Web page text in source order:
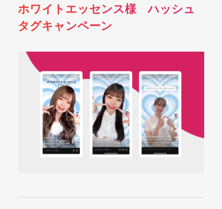
ホワイトエッセンス様 ハッシュ
タグキャンペーン